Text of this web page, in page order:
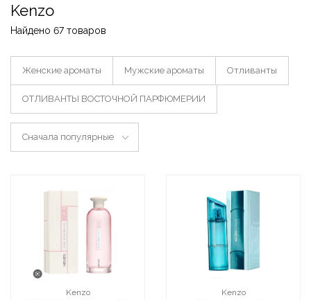
Kenzo
Найдено 67 товаров
Женские ароматы Мужские ароматы Отливанты
ОТЛИВАНТЫ ВОСТОЧНОЙ ПАРФЮМЕРИИ
Сначала популярные
Kenzo Kenzo